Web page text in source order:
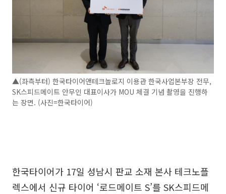
▲(좌측부터) 한국타이어앤테크놀로지 이용관 한국사업본부장 전무,
SK스피드메이트 안무인 대표이사가 MOU 체결 기념 촬영을 진행하
는 장면. (사진=한국타이어)
한국타이어가 17일 성남시 판교 소재 본사 테크노플
렉스에서 신규 타이어 ‘로드메이트 S’를 SK스피드메